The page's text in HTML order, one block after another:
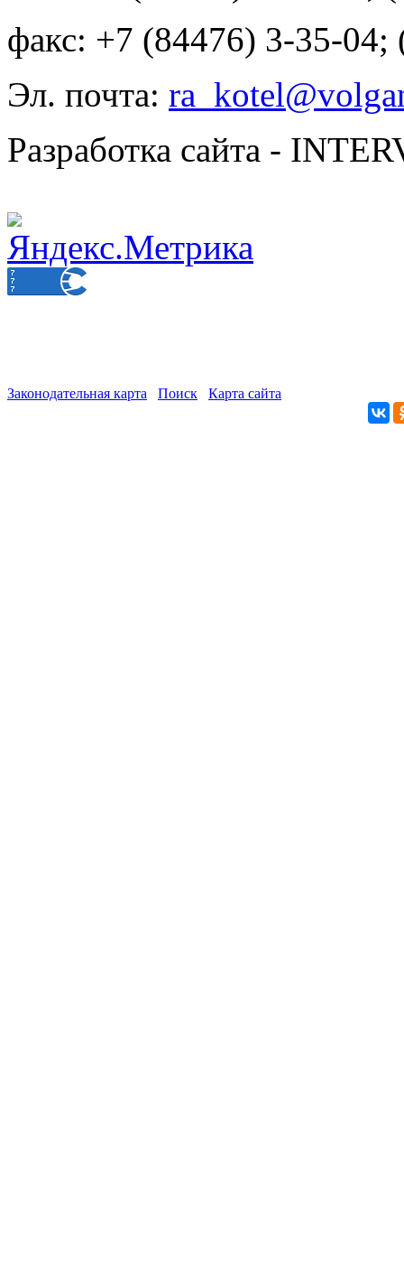
факс: +7 (84476) 3-35-04;
Эл. почта:
Разработка сайта -
Законодательная карта Поиск Карта сайта